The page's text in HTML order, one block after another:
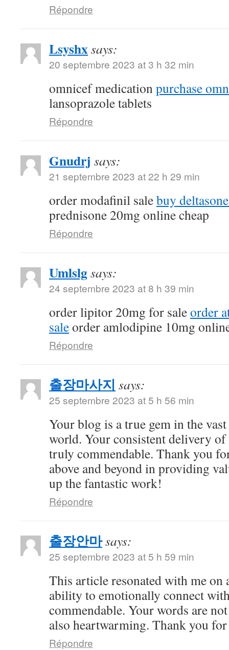
Répondre
Lsyshxsays:
20 septembre 2023 at 3 h 32 min
omnicef medicationpurchase
lansoprazole tablets
Répondre
Gnudrj says:
21 septembre 2023 at 22 h 29 min
order modafinil salebuy
prednisone 20mg online cheap
Répondre
Umlslgsays:
24 septembre 2023 at 8 h 39 min
order lipitor 20mg for saleorder
saleorder amlodipine 10mg
Répondre
출장마사지 says:
25 septembre 2023 at 5 h 56 min
Your blog is a true gem in the
world. Your consistent delivery
truly commendable. Thank you
above and beyond in providing
up the fantastic work!
Répondre
출장안마says:
25 septembre 2023 at 5 h 59 min
This article resonated with me on
ability to emotionally connect
commendable. Your words are
also heartwarming. Thank you
Répondre